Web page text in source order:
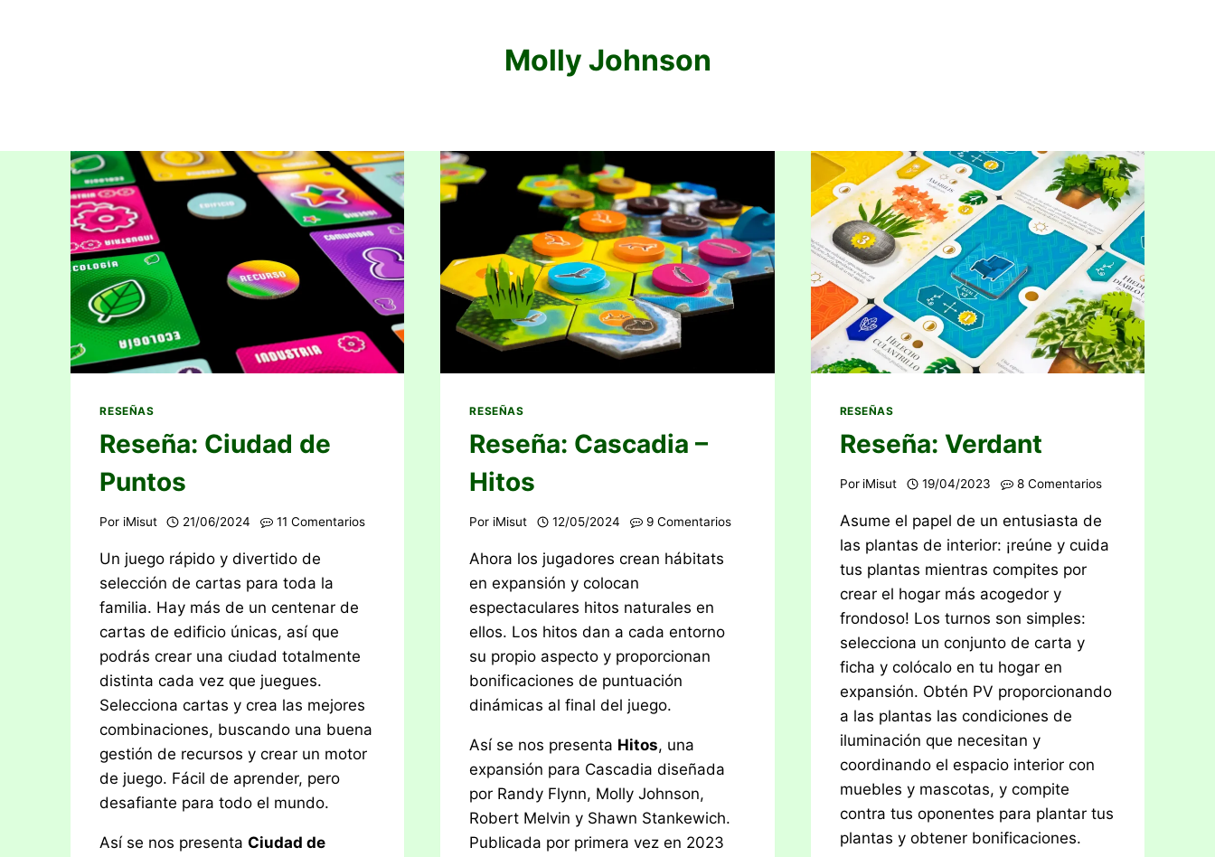
Molly Johnson
RESEÑAS
Reseña: Ciudad de
Puntos
Por iMisut 21/06/2024 11 Comentarios
Un juego rápido y divertido de
selección de cartas para toda la
familia. Hay más de un centenar de
cartas de edificio únicas, así que
podrás crear una ciudad totalmente
distinta cada vez que juegues.
Selecciona cartas y crea las mejores
combinaciones, buscando una buena
gestión de recursos y crear un motor
de juego. Fácil de aprender, pero
desafiante para todo el mundo.
Así se nos presentaCiudad de
RESEÑAS
Reseña: Cascadia –
Hitos
Por iMisut 12/05/2024 9 Comentarios
Ahora los jugadores crean hábitats
en expansión y colocan
espectaculares hitos naturales en
ellos. Los hitos dan a cada entorno
su propio aspecto y proporcionan
bonificaciones de puntuación
dinámicas al final del juego.
Así se nos presenta Hitos, una
expansión para Cascadia diseñada
por Randy Flynn, Molly Johnson,
Robert Melvin y Shawn Stankewich.
Publicada por primera vez en 2023
RESEÑAS
Reseña: Verdant
Por iMisut 19/04/2023 8 Comentarios
Asume el papel de un entusiasta de
las plantas de interior: ¡reúne y cuida
tus plantas mientras compites por
crear el hogar más acogedor y
frondoso! Los turnos son simples:
selecciona un conjunto de carta y
ficha y colócalo en tu hogar en
expansión. Obtén PV proporcionando
a las plantas las condiciones de
iluminación que necesitan y
coordinando el espacio interior con
muebles y mascotas, y compite
contra tus oponentes para plantar tus
plantas y obtener bonificaciones.